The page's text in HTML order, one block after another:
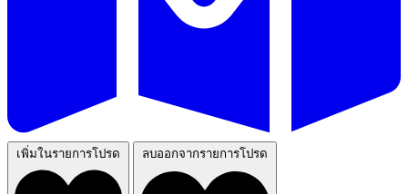
เพิ่มในรายการโปรด ลบออกจากรายการโปรด